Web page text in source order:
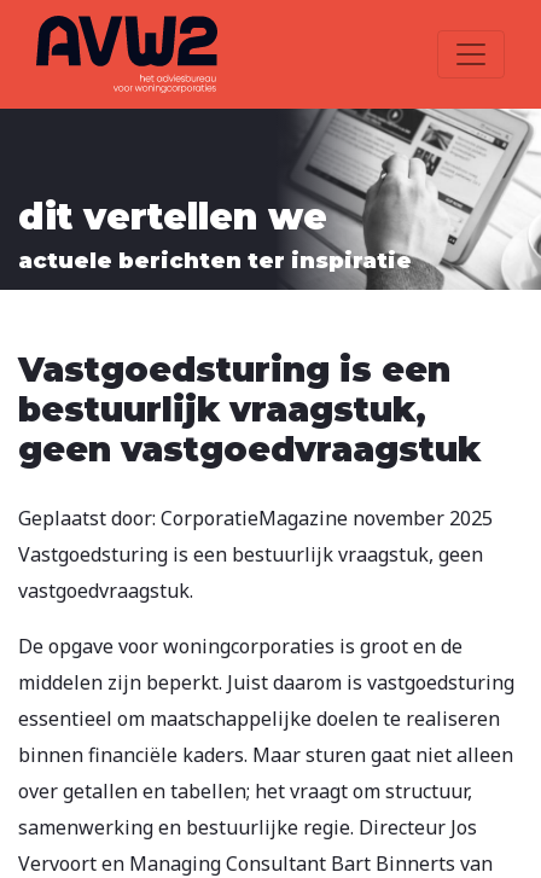
dit vertellen we
actuele berichten ter inspiratie
Vastgoedsturing is een
bestuurlijk vraagstuk,
geen vastgoedvraagstuk
Geplaatst door: CorporatieMagazine november 2025
Vastgoedsturing is een bestuurlijk vraagstuk, geen
vastgoedvraagstuk.
De opgave voor woningcorporaties is groot en de
middelen zijn beperkt. Juist daarom is vastgoedsturing
essentieel om maatschappelijke doelen te realiseren
binnen financiële kaders. Maar sturen gaat niet alleen
over getallen en tabellen; het vraagt om structuur,
samenwerking en bestuurlijke regie. Directeur Jos
Vervoort en Managing Consultant Bart Binnerts van